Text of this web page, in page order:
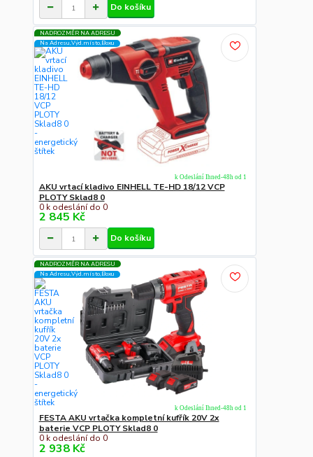
Do košíku
NADROZMĚR NA ADRESU
Na Adresu,Výd.místo,Boxu
AKU vrtací kladivo EINHELL TE-HD 18/12 VCP
PLOTY Sklad8 0
0 k odeslání do 0
2 845 Kč
k Odeslání Ihned-48h od 1
Do košíku
NADROZMĚR NA ADRESU
Na Adresu,Výd.místo,Boxu
FESTA AKU vrtačka kompletní kufřík 20V 2x
baterie VCP PLOTY Sklad8 0
0 k odeslání do 0
2 938 Kč
k Odeslání Ihned-48h od 1